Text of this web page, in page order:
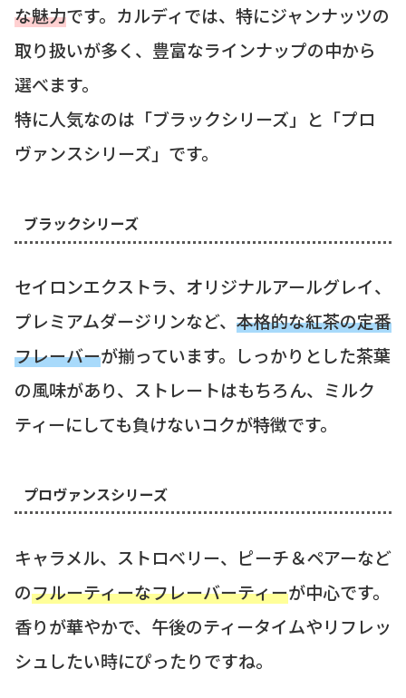
な魅力です。カルディでは、特にジャンナッツの
取り扱いが多く、豊富なラインナップの中から
選べます。
特に人気なのは「ブラックシリーズ」と「プロ
ヴァンスシリーズ」です。
ブラックシリーズ
セイロンエクストラ、オリジナルアールグレイ、
プレミアムダージリンなど、 本格的な紅茶の定番
フレーバーが揃っています。しっかりとした茶葉
の風味があり、ストレートはもちろん、ミルク
ティーにしても負けないコクが特徴です。
プロヴァンスシリーズ
キャラメル、ストロベリー、ピーチ＆ペアーなど
のフルーティーなフレーバーティーが中心です。
香りが華やかで、午後のティータイムやリフレッ
シュしたい時にぴったりですね。